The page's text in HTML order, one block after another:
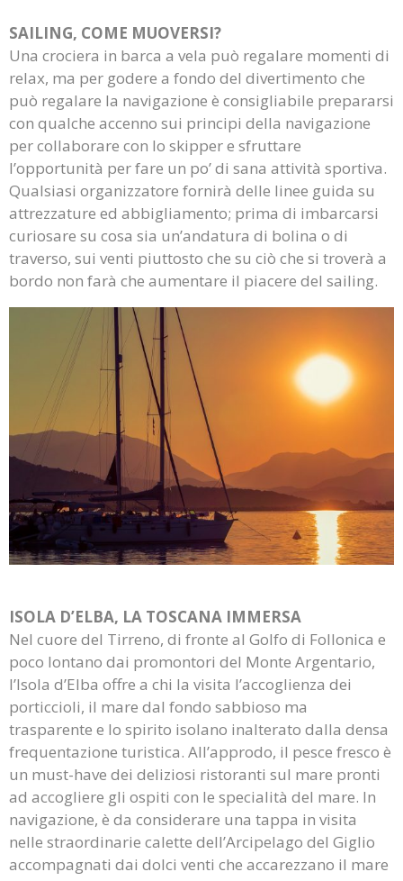
SAILING, COME MUOVERSI?
Una crociera in barca a vela può regalare momenti di
relax, ma per godere a fondo del divertimento che
può regalare la navigazione è consigliabile prepararsi
con qualche accenno sui principi della navigazione
per collaborare con lo skipper e sfruttare
l’opportunità per fare un po’ di sana attività sportiva.
Qualsiasi organizzatore fornirà delle linee guida su
attrezzature ed abbigliamento; prima di imbarcarsi
curiosare su cosa sia un’andatura di bolina o di
traverso, sui venti piuttosto che su ciò che si troverà a
bordo non farà che aumentare il piacere del sailing.
ISOLA D’ELBA, LA TOSCANA IMMERSA
Nel cuore del Tirreno, di fronte al Golfo di Follonica e
poco lontano dai promontori del Monte Argentario,
l’Isola d’Elba offre a chi la visita l’accoglienza dei
porticcioli, il mare dal fondo sabbioso ma
trasparente e lo spirito isolano inalterato dalla densa
frequentazione turistica. All’approdo, il pesce fresco è
un must-have dei deliziosi ristoranti sul mare pronti
ad accogliere gli ospiti con le specialità del mare. In
navigazione, è da considerare una tappa in visita
nelle straordinarie calette dell’Arcipelago del Giglio
accompagnati dai dolci venti che accarezzano il mare